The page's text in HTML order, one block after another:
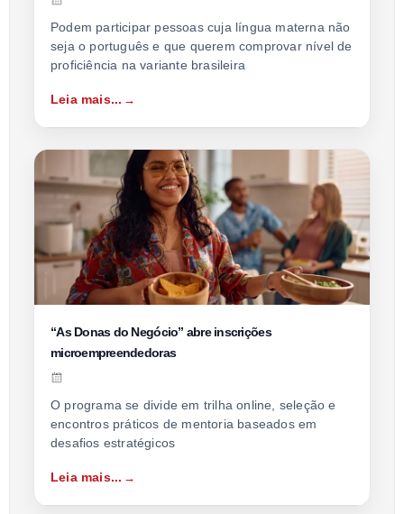
Podem participar pessoas cuja língua materna não
seja o português e que querem comprovar nível de
proficiência na variante brasileira
Leia mais...
“As Donas do Negócio” abre inscrições
microempreendedoras
O programa se divide em trilha online, seleção e
encontros práticos de mentoria baseados em
desafios estratégicos
Leia mais...